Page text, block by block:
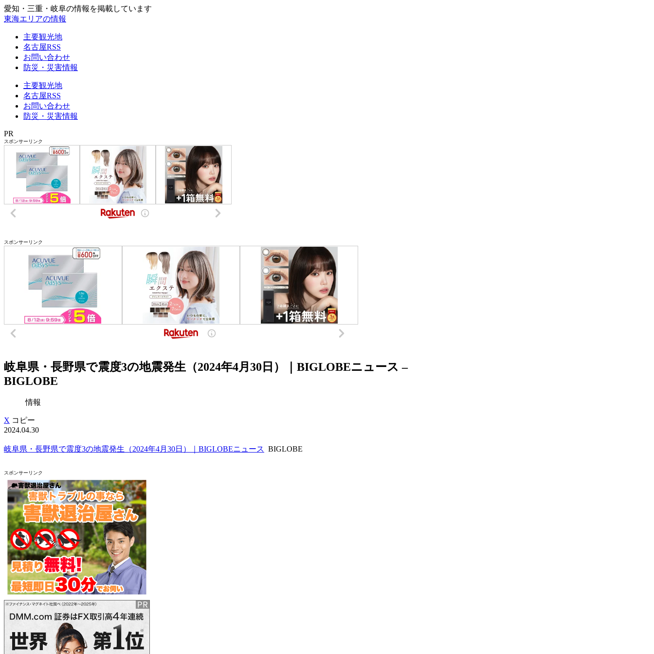
愛知・三重・岐阜の情報を掲載しています
東海エリアの情報
主要観光地
名古屋RSS
お問い合わせ
防災・災害情報
主要観光地
名古屋RSS
お問い合わせ
防災・災害情報
PR
スポンサーリンク
スポンサーリンク
岐阜県・長野県で震度3の地震発生（2024年4月30日）｜BIGLOBEニュース –
BIGLOBE
情報
X コピー
2024.04.30
岐阜県・長野県で震度3の地震発生（2024年4月30日）｜BIGLOBEニュース BIGLOBE
スポンサーリンク